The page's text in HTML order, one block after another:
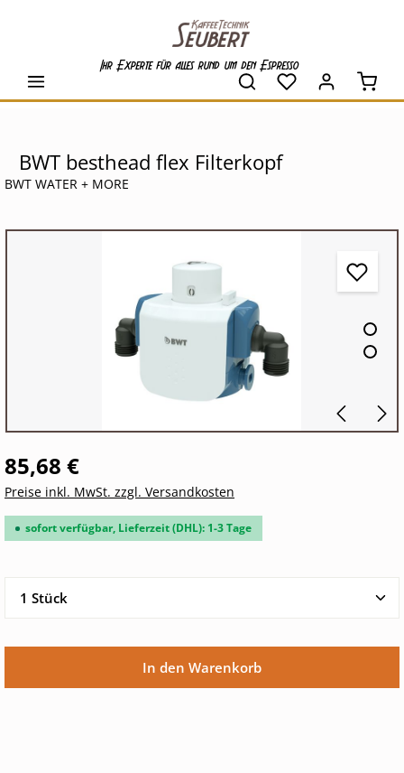
Ihr Experte für alles rund um den Espresso
BWT besthead flex Filterkopf
BWT WATER + MORE
85,68 €
Preise inkl. MwSt. zzgl. Versandkosten
sofort verfügbar, Lieferzeit (DHL): 1-3 Tage
Produkt Anzahl: Gib den gewünschten Wert ein
In den Warenkorb